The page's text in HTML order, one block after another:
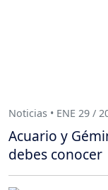
Noticias • ENE 29 /
Acuario y
debes conocer